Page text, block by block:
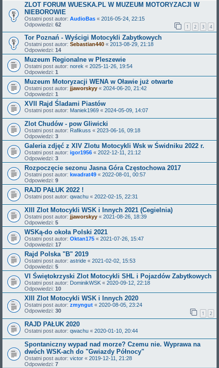
ZLOT FORUM WUESKA.PL W MUZEUM MOTORYZACJI W
NIEBOROWIE
Ostatni post autor: AudioBas « 2016-05-24, 22:15
Odpowiedzi: 62 1 2 3 4
Tor Poznań - Wyścigi Motocykli Zabytkowych
Ostatni post autor: Sebastian440 « 2013-08-29, 21:18
Odpowiedzi: 14
Muzeum Regionalne w Pleszewie
Ostatni post autor: norek « 2025-11-26, 19:54
Odpowiedzi: 1
Muzeum Motoryzacji WENA w Oławie już otwarte
Ostatni post autor: jjaworskyy « 2024-06-20, 21:42
Odpowiedzi: 1
XVII Rajd Śladami Piastów
Ostatni post autor: Maniek1969 « 2024-05-09, 14:07
Zlot Chudów - pow Gliwicki
Ostatni post autor: Rafikuss « 2023-06-16, 09:18
Odpowiedzi: 3
Galeria zdjęć z XIV Zlotu Motocykli Wsk w Świdniku 2022 r.
Ostatni post autor: igor1956 « 2022-12-11, 21:12
Odpowiedzi: 3
Rozpoczęcie sezonu Jasna Góra Częstochowa 2017
Ostatni post autor: kwadrat49 « 2022-08-01, 00:57
Odpowiedzi: 9
RAJD PAŁUK 2022 !
Ostatni post autor: qwachu « 2022-02-15, 22:31
XIII Zlot Motocykli WSK i Innych 2021 (Cegielnia)
Ostatni post autor: jjaworskyy « 2021-08-26, 18:39
Odpowiedzi: 5
WSKą-do okoła Polski 2021
Ostatni post autor: Oktan175 « 2021-07-26, 15:47
Odpowiedzi: 17
Rajd Polska "B" 2019
Ostatni post autor: astride « 2021-02-02, 15:53
Odpowiedzi: 5
VI Świętokrzyski Zlot Motocykli SHL i Pojazdów Zabytkowych
Ostatni post autor: DominikWSK « 2020-09-12, 22:18
Odpowiedzi: 10
XIII Zlot Motocykli WSK i Innych 2020
Ostatni post autor: zmyngut « 2020-08-05, 23:24
Odpowiedzi: 30 1 2
RAJD PAŁUK 2020
Ostatni post autor: qwachu « 2020-01-10, 20:44
Spontaniczny wypad nad morze? Czemu nie. Wyprawa na
dwóch WSK-ach do "Gwiazdy Północy"
Ostatni post autor: victor « 2019-12-11, 21:28
Odpowiedzi: 7